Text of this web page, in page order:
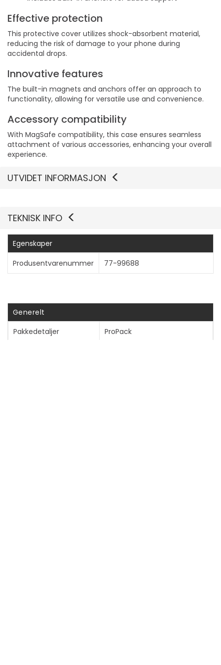
Effective protection
This protective cover utilizes shock-absorbent material,
reducing the risk of damage to your phone during
accidental drops.
Innovative features
The built-in magnets and anchors offer an approach to
functionality, allowing for versatile use and convenience.
Accessory compatibility
With MagSafe compatibility, this case ensures seamless
attachment of various accessories, enhancing your overall
experience.
UTVIDET INFORMASJON
TEKNISK INFO
Egenskaper
Produsentvarenummer
77-99688
Generelt
Pakkedetaljer
ProPack